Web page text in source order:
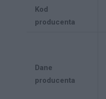
Kod
producenta
Dane
producenta